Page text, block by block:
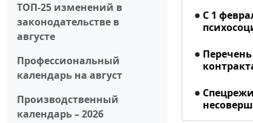
ТОП-25 изменений в
законодательстве в
августе
Профессиональный
календарь на август
Производственный
календарь – 2026
С 1